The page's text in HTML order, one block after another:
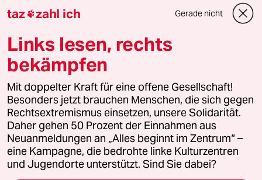
Downloads für Abonnierende
© 2026 taz Verlags und Vertriebs GmbH
Alle Rechte vorbehalten. Bei rechtlichen Fragen oder für Genehmigungen
wenden Sie sich bitte an
lizenzen@taz.de
Feedback Redaktionsstatut Kommune-Richtlinien
Leitlinie Informant Datenschutz Impressum AGB
taz zahl ich Gerade nicht
Links lesen, rechts
bekämpfen
Mit doppelter Kraft für eine offene Gesellschaft!
Besonders jetzt brauchen Menschen, die sich gegen
Rechtsextremismus einsetzen, unsere Solidarität.
Daher gehen 50 Prozent der Einnahmen aus
Neuanmeldungen an „Alles beginnt im Zentrum“ –
eine Kampagne, die bedrohte linke Kulturzentren
und Jugendorte unterstützt. Sind Sie dabei?